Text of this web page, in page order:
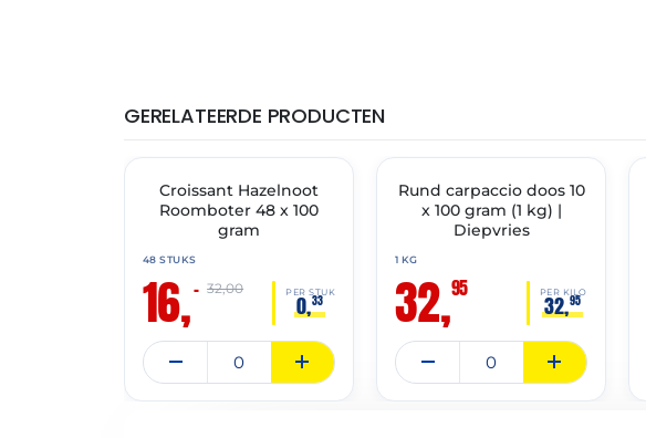
GERELATEERDE PRODUCTEN
🔥 OP=OP
Croissant Hazelnoot
Roomboter 48 x 100
gram
48 STUKS
16,– PER STUK
0,33
32,00
✓ VAST ASSORTIMENT
Rund carpaccio doos 10
x 100 gram (1 kg) |
Diepvries
1 KG
32,95 PER KILO
32,95